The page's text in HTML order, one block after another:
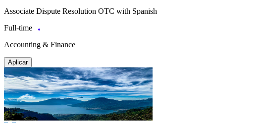
Associate Dispute Resolution OTC with Spanish
Full-time
Accounting & Finance
Aplicar